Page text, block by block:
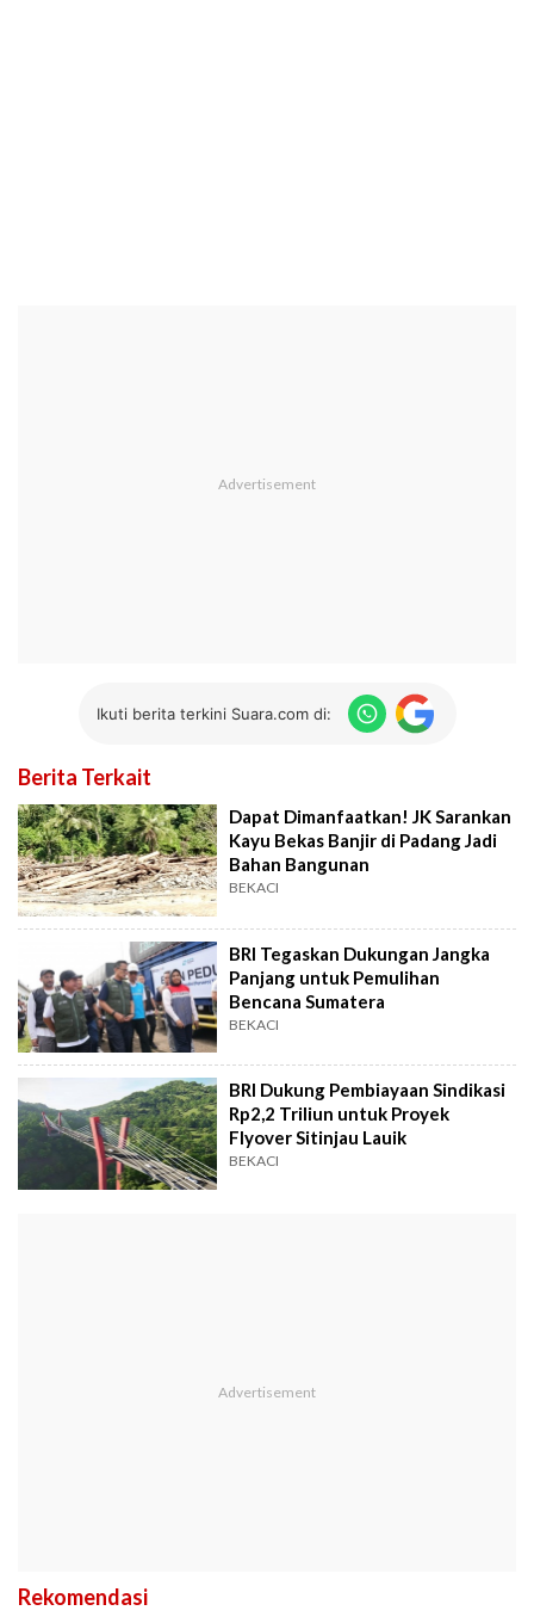
Ikuti berita terkini Suara.com di:
Berita Terkait
Dapat Dimanfaatkan! JK Sarankan
Kayu Bekas Banjir di Padang Jadi
Bahan Bangunan
BEKACI
BRI Tegaskan Dukungan Jangka
Panjang untuk Pemulihan
Bencana Sumatera
BEKACI
BRI Dukung Pembiayaan Sindikasi
Rp2,2 Triliun untuk Proyek
Flyover Sitinjau Lauik
BEKACI
Rekomendasi